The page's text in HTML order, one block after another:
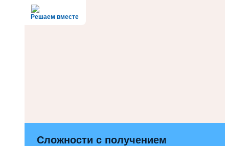
Решаем вместе
Сложности с получением